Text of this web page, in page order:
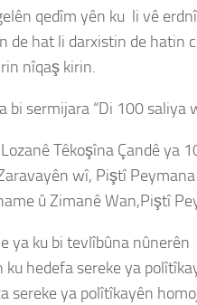
qedîm yên ku li vê
de hat li darxistin de
nîqaş kirin.
bi sermijara “Di 100
Têkoşîna Çandê ya
wî, Piştî
û Zimanê Wan,Piştî
ya ku bi tevlîbûna
ku hedefa sereke ya
sereke ya polîtîkayên